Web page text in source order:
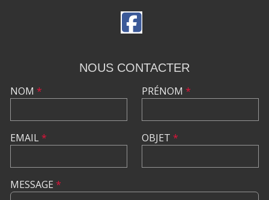
NOUS CONTACTER
NOM *
EMAIL*
PRÉNOM *
OBJET *
MESSAGE *